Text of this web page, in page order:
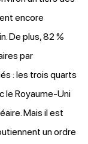
encore
De plus, 82 %
par
: les trois quarts
le Royaume-Uni
Mais il est
un ordre